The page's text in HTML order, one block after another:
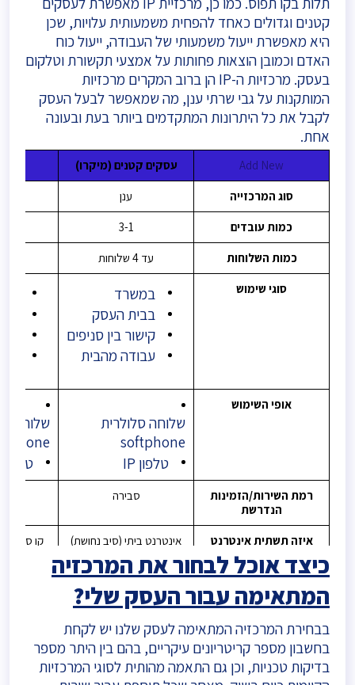
קטנים וגדולים כאחד להפחית משמעותית עלויות, שכן
היא מאפשרת ייעול משמעותי של העבודה, ייעול כוח
האדם וכמובן הוצאות פחותות על אמצעי תקשורת וטלקום
בעסק. מרכזיות ה-IP הן ברוב המקרים מרכזיות
המותקנות על גבי שרתי ענן, מה שמאפשר לבעל העסק
לקבל את כל היתרונות המתקדמים ביותר בעת ובעונה
אחת.
Add New עסקים קטנים (מיקרו)
סוג המרכזייה ענן
כמות עובדים 3-1
כמות השלוחות עד 4 שלוחות
סוגי שימוש
במשרד
בבית העסק
קישור בין סניפים
עבודה מהבית
אופי השימוש
שלוחה סלולרית
softphone
טלפון IP
שלוחה
טלפון IP
רמת השירות/הזמינות
הנדרשת
סבירה
איזה תשתית אינטרנט
תצטרכו בעסק?
אינטרנט ביתי (סיב נחושת)
אינטרנט יציב
נקודת רשת לכל
טלפון IP
נקודת
טלפון IP
כיצד אוכל לבחור את המרכזיה
המתאימה עבור העסק שלי?
בבחירת המרכזיה המתאימה לעסק שלנו יש לקחת
בחשבון מספר קריטריונים עיקריים, בהם בין היתר מספר
בדיקות טכניות, וכן גם התאמה מהותית לסוגי המרכזיות